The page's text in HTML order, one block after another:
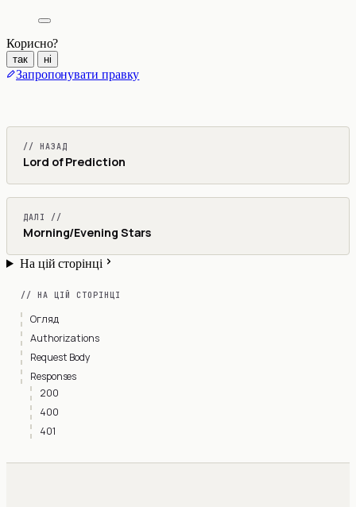
Корисно?
так ні
Запропонувати правку
// НАЗАД
Lord of Prediction
ДАЛІ //
Morning/Evening Stars
На цій сторінці
// НА ЦІЙ СТОРІНЦІ
Огляд
Authorizations
Request Body
Responses
200
400
401